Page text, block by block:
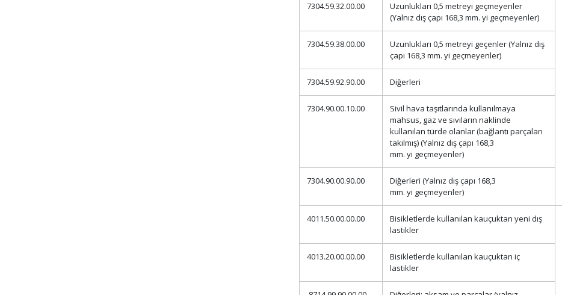
7304.59.32.00.00
Uzunlukları 0,5 metreyi geçmeyenler
(Yalnız dış çapı 168,3 mm. yi geçmeyenler)
7304.59.38.00.00
Uzunlukları 0,5 metreyi geçenler (Yalnız dış
çapı 168,3 mm. yi geçmeyenler)
7304.59.92.90.00 Diğerleri
7304.90.00.10.00
Sivil hava taşıtlarında kullanılmaya
mahsus, gaz ve sıvıların naklinde
kullanılan türde olanlar (bağlantı parçaları
takılmış) (Yalnız dış çapı 168,3
mm. yi geçmeyenler)
7304.90.00.90.00
Diğerleri (Yalnız dış çapı 168,3
mm. yi geçmeyenler)
4011.50.00.00.00
Bisikletlerde kullanılan kauçuktan yeni dış
lastikler
4013.20.00.00.00
Bisikletlerde kullanılan kauçuktan iç
lastikler